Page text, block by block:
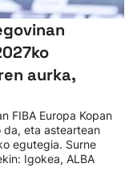
aurka,
FIBA Europa Kopan
da, eta asteartean
egutegia. Surne
Igokea, ALBA